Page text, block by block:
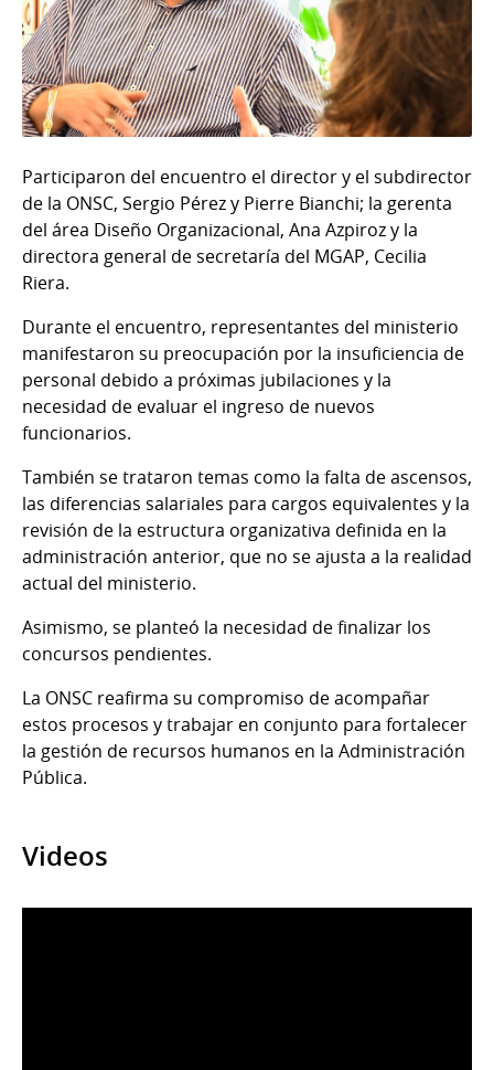
Participaron del encuentro el director y el subdirector
de la ONSC, Sergio Pérez y Pierre Bianchi; la gerenta
del área Diseño Organizacional, Ana Azpiroz y la
directora general de secretaría del MGAP, Cecilia
Riera.
Durante el encuentro, representantes del ministerio
manifestaron su preocupación por la insuficiencia de
personal debido a próximas jubilaciones y la
necesidad de evaluar el ingreso de nuevos
funcionarios.
También se trataron temas como la falta de ascensos,
las diferencias salariales para cargos equivalentes y la
revisión de la estructura organizativa definida en la
administración anterior, que no se ajusta a la realidad
actual del ministerio.
Asimismo, se planteó la necesidad de finalizar los
concursos pendientes.
La ONSC reafirma su compromiso de acompañar
estos procesos y trabajar en conjunto para fortalecer
la gestión de recursos humanos en la Administración
Pública.
Videos